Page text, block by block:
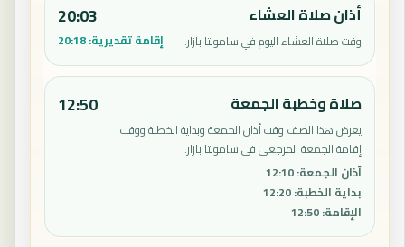
أذان صلاة العشاء
وقت صلاة العشاء اليوم في سامونتا بازار.
20:03
إقامة تقديرية:20:18
صلاة وخطبة الجمعة
يعرض هذا الصف وقت أذان الجمعة وبداية الخطبة ووقت
إقامة الجمعة المرجعي في سامونتا بازار.
أذان الجمعة:
12:10
بداية الخطبة:
12:20
الإقامة:
12:50
12:50